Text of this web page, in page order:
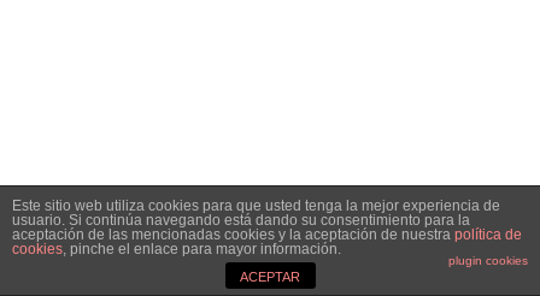
Este sitio web utiliza cookies para que usted tenga la mejor experiencia de
usuario. Si continúa navegando está dando su consentimiento para la
aceptación de las mencionadas cookies y la aceptación de nuestra política de
cookies, pinche el enlace para mayor información.
plugin cookies
ACEPTAR